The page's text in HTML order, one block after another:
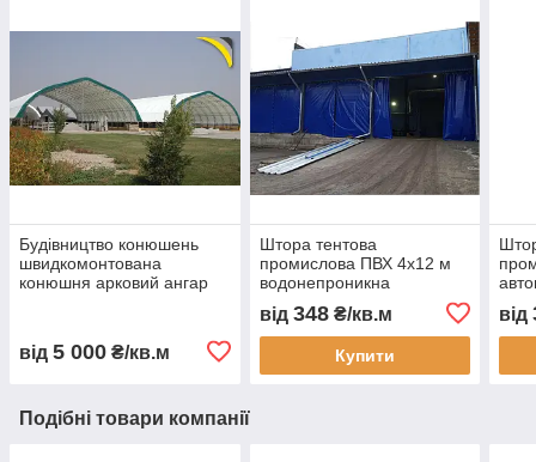
Будівництво конюшень
швидкомонтована
конюшня арковий ангар
будівництво
від 5 000 ₴/кв.м
Штора тентова
промислова ПВХ 4х12 м
водонепроникна
перегородка для складу
цеху автомийки та СТО
від 348₴/кв.м
Купити
від
Подібні товари компанії